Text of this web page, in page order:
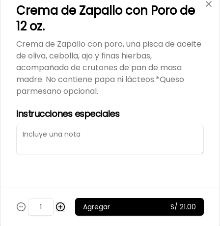
S/ 13.50
Jugo de Estación
12 onzas
Jugo de Naranja
12 onzas
Política de Cookies
Haga clic en Aceptar para permitir que Justo use
cookies a fin de personalizar este sitio, publicar
Configuración de cookies
Aceptar
Crema de Zapallo con Poro de
12 oz.
Crema de Zapallo con poro, una pisca de aceite
de oliva, cebolla, ajo y finas hierbas,
acompañada de crutones de pan de masa
madre. No contiene papa ni lácteos.*Queso
parmesano opcional.
Instrucciones especiales
Agregar S/ 21.00